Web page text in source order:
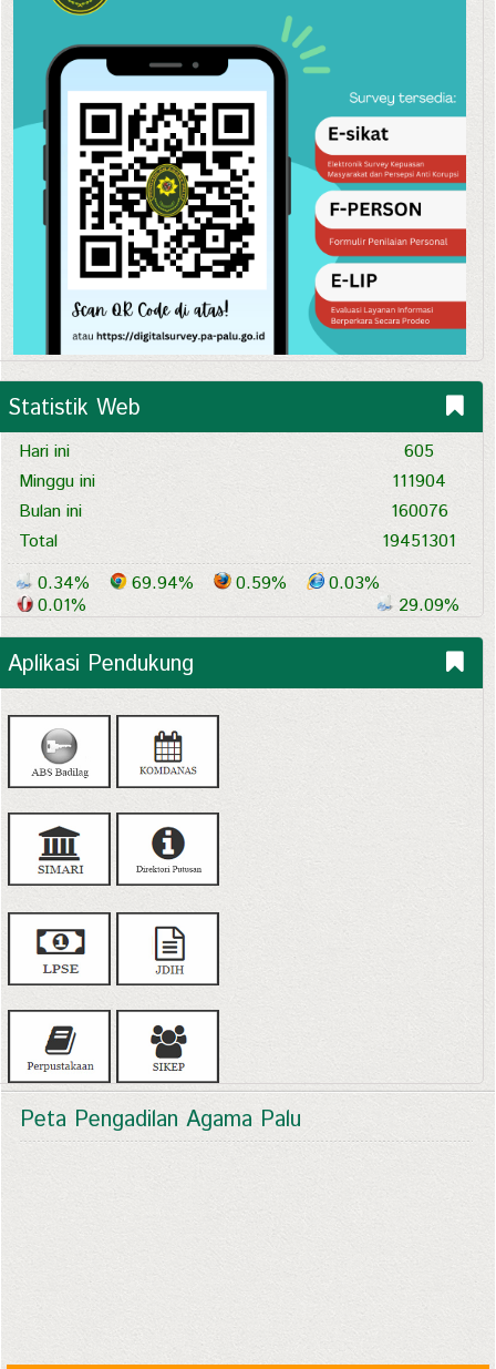
Statistik Web
Hari ini
Minggu ini
Bulan ini
Total
605
111904
160076
19451301
0.34%
69.94% 0.59%
0.03%
0.01%
29.09%
Aplikasi Pendukung
Peta Pengadilan Agama Palu